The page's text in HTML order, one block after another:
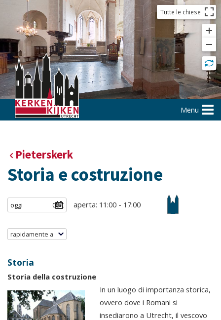
Tutte le chiese
Menu
Pieterskerk
Storia e costruzione
aperta: 11:00 - 17:00
rapidamente a
Storia
Storia della costruzione
In un luogo di importanza storica,
ovvero dove i Romani si
insediarono a Utrecht, il vescovo